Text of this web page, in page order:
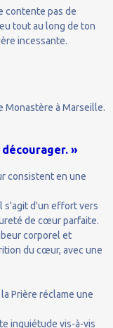
contente pas de
tout au long de ton
incessante.
Monastère à Marseille.
»
consistent en une
s'agit d'un effort vers
de cœur parfaite.
corporel et
du cœur, avec une
Prière réclame une
inquiétude vis-à-vis